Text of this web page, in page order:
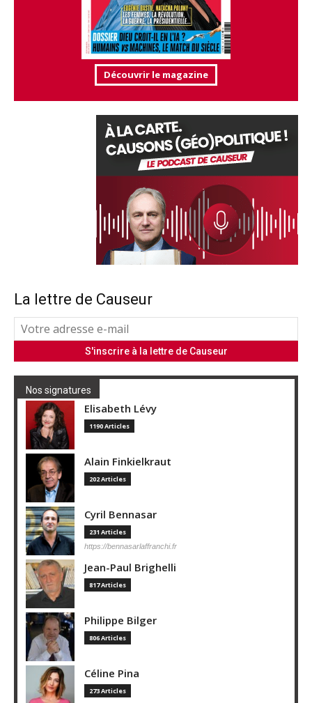
Découvrir le magazine
La lettre de Causeur
Nos signatures
Elisabeth Lévy
1190 Articles
Alain Finkielkraut
202 Articles
Cyril Bennasar
231 Articles
https://bennasarlaffranchi.fr
Jean-Paul Brighelli
817 Articles
Philippe Bilger
806 Articles
Céline Pina
273 Articles